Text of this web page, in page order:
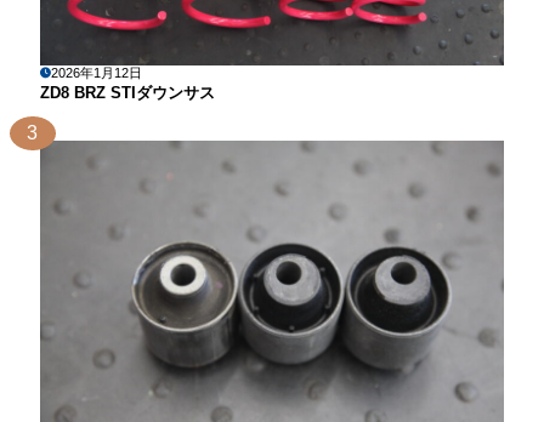
2026年1月12日
ZD8 BRZ STIダウンサス
3